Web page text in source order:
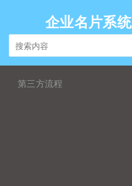
企业名片系统
第三方流程